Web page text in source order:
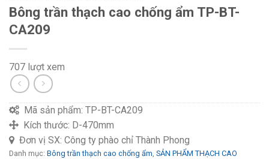
Bông trần thạch cao chống ẩm TP-BT-
CA209
707 lượt xem
Mã sản phẩm: TP-BT-CA209
Kích thước: D-470mm
Đơn vị SX: Công ty phào chỉ Thành Phong
Danh mục: Bông trần thạch cao chống ẩm, SẢN PHẨM THẠCH CAO